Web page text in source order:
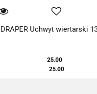
DRAPER Uchwyt wiertarski
25.00
25.00